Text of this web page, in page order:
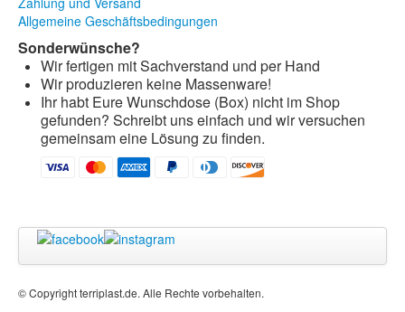
Allgemeine Geschäftsbedingungen
Sonderwünsche?
Wir fertigen mit Sachverstand und per Hand
Wir produzieren keine Massenware!
Ihr habt Eure Wunschdose (Box) nicht im Shop
gefunden? Schreibt uns einfach und wir versuchen
gemeinsam eine Lösung zu finden.
© Copyright terriplast.de. Alle Rechte vorbehalten.